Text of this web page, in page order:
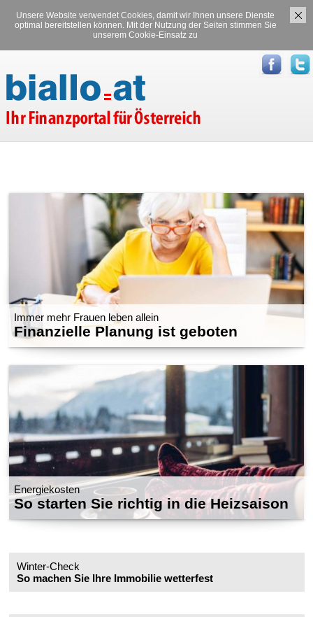
Unsere Website verwendet Cookies, damit wir Ihnen unsere Dienste
optimal bereitstellen können. Mit der Nutzung der Seiten stimmen Sie
unserem Cookie-Einsatz zu
Versicherungen Stromvergleich
Immer mehr Frauen leben allein
Finanzielle Planung ist geboten
Energiekosten
So starten Sie richtig in die Heizsaison
Winter-Check
So machen Sie Ihre Immobilie wetterfest